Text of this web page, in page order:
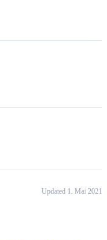
Updated 1. Mai 2021